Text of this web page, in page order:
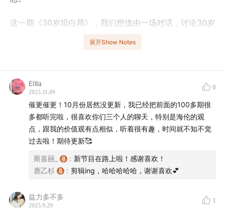
这一期《30岁坦白局》，我们想借由一场对话，讨论30岁
背后关于成长、选择与自我认知的深层命题。
报，接纳遗憾无法弥补，放下对“完美人生”的执念，与自
己和解。
30岁不是终点，而是一个“向内探索”的新起点——当我们
敢于直面自己的脆弱与不完美，敢于在时光里沉淀出属于
自己的节奏，才算真正读懂了成长的意义。
徘徊迷茫，不妨来听听。
展开Show Notes
EIlla
2025.11.09
0
催更催更！10月份居然没更新，我已经把前面的100多期很
多都听完啦，很喜欢你们三个人的聊天，特别是海伦的观
点，跟我的价值观有点相似，听着很有趣，时间就不知不觉
过去啦！期待更新🥰
斯嘉丽_ : 新节目在路上啦！感谢喜欢！
鹿乙杉
: 剪辑ing，哈哈哈哈哈，谢谢喜欢💕
益力多不多
2025.9.29
1